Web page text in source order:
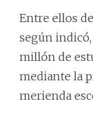
Entre ellos
según indicó,
millón de
mediante la
merienda